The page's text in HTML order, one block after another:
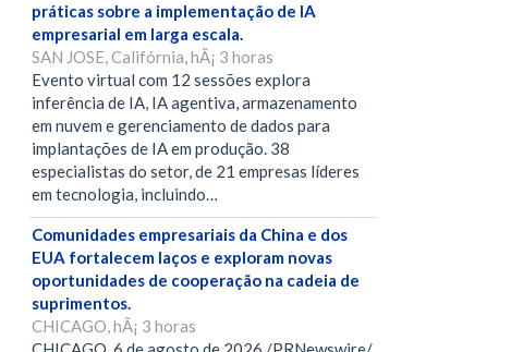
práticas sobre a implementação de IA
empresarial em larga escala.
SAN JOSE, Califórnia, hÃ¡ 3 horas
Evento virtual com 12 sessões explora
inferência de IA, IA agentiva, armazenamento
em nuvem e gerenciamento de dados para
implantações de IA em produção. 38
especialistas do setor, de 21 empresas líderes
em tecnologia, incluindo…
Comunidades empresariais da China e dos
EUA fortalecem laços e exploram novas
oportunidades de cooperação na cadeia de
suprimentos.
CHICAGO, hÃ¡ 3 horas